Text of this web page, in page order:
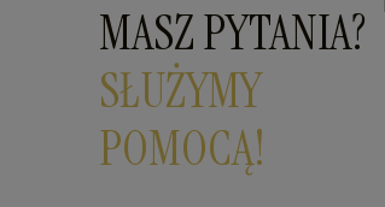
MASZ PYTANIA?
SŁUŻYMY
POMOCĄ!